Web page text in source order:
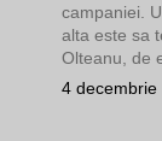
campaniei.
alta este sa
Olteanu, de
4